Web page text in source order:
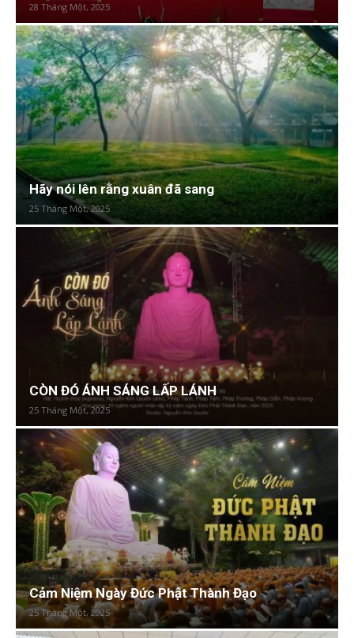
28 Tháng Một, 2025
Hãy nói lên rằng xuân đã sang
25 Tháng Một, 2025
CÒN ĐÓ ÁNH SÁNG LẤP LÁNH
25 Tháng Một, 2025
Cảm Niệm Ngày Đức Phật Thành Đạo
25 Tháng Một, 2025